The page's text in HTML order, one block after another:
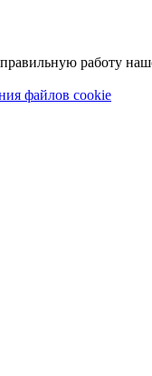
работу
файлов cookie